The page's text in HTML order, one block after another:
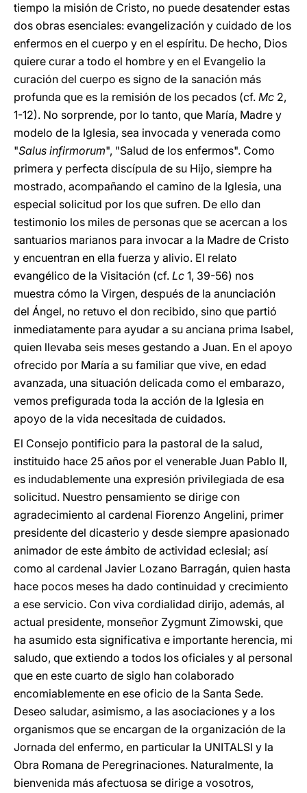
tiempo la misión de Cristo, no puede desatender estas
dos obras esenciales: evangelización y cuidado de los
enfermos en el cuerpo y en el espíritu. De hecho, Dios
quiere curar a todo el hombre y en el Evangelio la
curación del cuerpo es signo de la sanación más
profunda que es la remisión de los pecados (cf. Mc 2,
1-12). No sorprende, por lo tanto, que María, Madre y
modelo de la Iglesia, sea invocada y venerada como
"Salus infirmorum", "Salud de los enfermos". Como
primera y perfecta discípula de su Hijo, siempre ha
mostrado, acompañando el camino de la Iglesia, una
especial solicitud por los que sufren. De ello dan
testimonio los miles de personas que se acercan a los
santuarios marianos para invocar a la Madre de Cristo
y encuentran en ella fuerza y alivio. El relato
evangélico de la Visitación (cf. Lc 1, 39-56) nos
muestra cómo la Virgen, después de la anunciación
del Ángel, no retuvo el don recibido, sino que partió
inmediatamente para ayudar a su anciana prima Isabel,
quien llevaba seis meses gestando a Juan. En el apoyo
ofrecido por María a su familiar que vive, en edad
avanzada, una situación delicada como el embarazo,
vemos prefigurada toda la acción de la Iglesia en
apoyo de la vida necesitada de cuidados.
El Consejo pontificio para la pastoral de la salud,
instituido hace 25 años por el venerable Juan Pablo II,
es indudablemente una expresión privilegiada de esa
solicitud. Nuestro pensamiento se dirige con
agradecimiento al cardenal Fiorenzo Angelini, primer
presidente del dicasterio y desde siempre apasionado
animador de este ámbito de actividad eclesial; así
como al cardenal Javier Lozano Barragán, quien hasta
hace pocos meses ha dado continuidad y crecimiento
a ese servicio. Con viva cordialidad dirijo, además, al
actual presidente, monseñor Zygmunt Zimowski, que
ha asumido esta significativa e importante herencia, mi
saludo, que extiendo a todos los oficiales y al personal
que en este cuarto de siglo han colaborado
encomiablemente en ese oficio de la Santa Sede.
Deseo saludar, asimismo, a las asociaciones y a los
organismos que se encargan de la organización de la
Jornada del enfermo, en particular la UNITALSI y la
Obra Romana de Peregrinaciones. Naturalmente, la
bienvenida más afectuosa se dirige a vosotros,